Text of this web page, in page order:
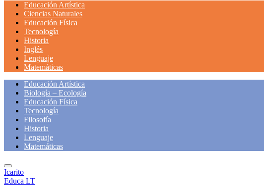
Educación Artística
Ciencias Naturales
Educación Física
Tecnología
Historia
Inglés
Lenguaje
Matemáticas
Educación Artística
Biología – Ecología
Educación Física
Tecnología
Filosofía
Historia
Lenguaje
Matemáticas
Icarito
Educa LT